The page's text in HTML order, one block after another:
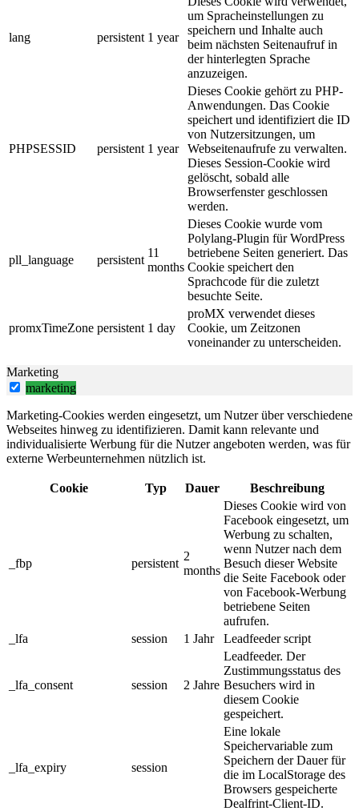
lang persistent 1 year
um Spracheinstellungen zu
speichern und Inhalte auch
beim nächsten Seitenaufruf in
der hinterlegten Sprache
anzuzeigen.
PHPSESSID persistent 1 year
Dieses Cookie gehört zu PHP-
Anwendungen. Das Cookie
speichert und identifiziert die ID
von Nutzersitzungen, um
Webseitenaufrufe zu verwalten.
Dieses Session-Cookie wird
gelöscht, sobald alle
Browserfenster geschlossen
werden.
pll_language persistent
11
months
Dieses Cookie wurde vom
Polylang-Plugin für WordPress
betriebene Seiten generiert. Das
Cookie speichert den
Sprachcode für die zuletzt
besuchte Seite.
promxTimeZone persistent 1 day
proMX verwendet dieses
Cookie, um Zeitzonen
voneinander zu unterscheiden.
Marketing
marketing
Marketing-Cookies werden eingesetzt, um Nutzer über verschiedene
Webseites hinweg zu identifizieren. Damit kann relevante und
individualisierte Werbung für die Nutzer angeboten werden, was für
externe Werbeunternehmen nützlich ist.
Cookie Typ Dauer Beschreibung
_fbp persistent
2
months
Dieses Cookie wird von
Facebook eingesetzt, um
Werbung zu schalten,
wenn Nutzer nach dem
Besuch dieser Website
die Seite Facebook oder
von Facebook-Werbung
betriebene Seiten
aufrufen.
_lfa
session 1 Jahr Leadfeeder script
_lfa_consent session 2 Jahre
Leadfeeder. Der
Zustimmungsstatus des
Besuchers wird in
diesem Cookie
gespeichert.
_lfa_expiry session
Eine lokale
Speichervariable zum
Speichern der Dauer für
die im LocalStorage des
Browsers gespeicherte
Dealfrint-Client-ID.